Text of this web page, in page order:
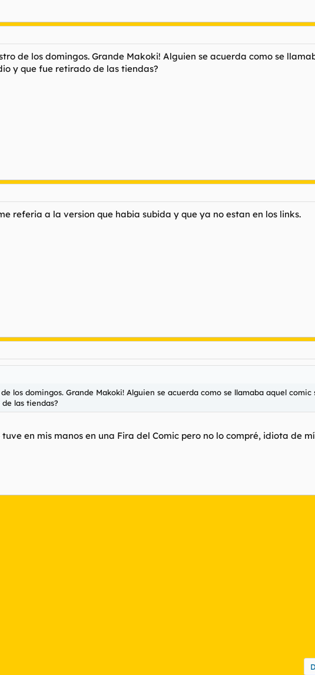
de los domingos. Grande Makoki! Alguien se acuerda como se
y que fue retirado de las tiendas?
referia a la version que habia subida y que ya no estan en los links.
los domingos. Grande Makoki! Alguien se acuerda como se llamaba aquel
las tiendas?
en mis manos en una Fira del Comic pero no lo compré, idiota de